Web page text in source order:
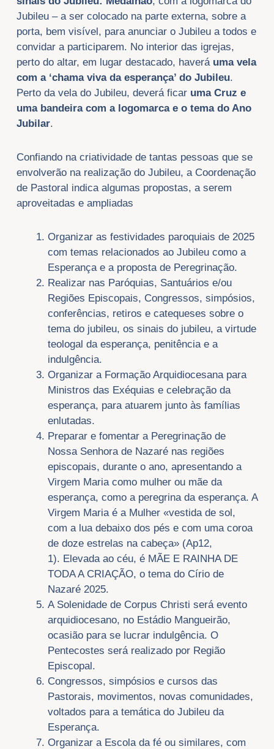
Jubileu – a ser colocado na parte externa, sobre a
porta, bem visível, para anunciar o Jubileu a todos e
convidar a participarem. No interior das igrejas,
perto do altar, em lugar destacado, haverá uma vela
com a ‘chama viva da esperança’ do Jubileu.
Perto da vela do Jubileu, deverá ficar uma Cruz e
uma bandeira com a logomarca e o tema do Ano
Jubilar.
Confiando na criatividade de tantas pessoas que se
envolverão na realização do Jubileu, a Coordenação
de Pastoral indica algumas propostas, a serem
aproveitadas e ampliadas
Organizar as festividades paroquiais de 2025
com temas relacionados ao Jubileu como a
Esperança e a proposta de Peregrinação.
Realizar nas Paróquias, Santuários e/ou
Regiões Episcopais, Congressos, simpósios,
conferências, retiros e catequeses sobre o
tema do jubileu, os sinais do jubileu, a virtude
teologal da esperança, penitência e a
indulgência.
Organizar a Formação Arquidiocesana para
Ministros das Exéquias e celebração da
esperança, para atuarem junto às famílias
enlutadas.
Preparar e fomentar a Peregrinação de
Nossa Senhora de Nazaré nas regiões
episcopais, durante o ano, apresentando a
Virgem Maria como mulher ou mãe da
esperança, como a peregrina da esperança. A
Virgem Maria é a Mulher «vestida de sol,
com a lua debaixo dos pés e com uma coroa
de doze estrelas na cabeça» (Ap12,
1). Elevada ao céu, é MÃE E RAINHA DE
TODA A CRIAÇÃO, o tema do Círio de
Nazaré 2025.
A Solenidade de Corpus Christi será evento
arquidiocesano, no Estádio Mangueirão,
ocasião para se lucrar indulgência. O
Pentecostes será realizado por Região
Episcopal.
Congressos, simpósios e cursos das
Pastorais, movimentos, novas comunidades,
voltados para a temática do Jubileu da
Esperança.
Organizar a Escola da fé ou similares, com